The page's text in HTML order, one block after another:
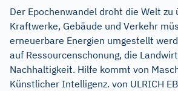
Der Epochenwandel droht die Welt zu
Kraftwerke, Gebäude und Verkehr
erneuerbare Energien umgestellt
auf Ressourcenschonung, die
Nachhaltigkeit. Hilfe kommt von
Künstlicher Intelligenz. von ULRICH